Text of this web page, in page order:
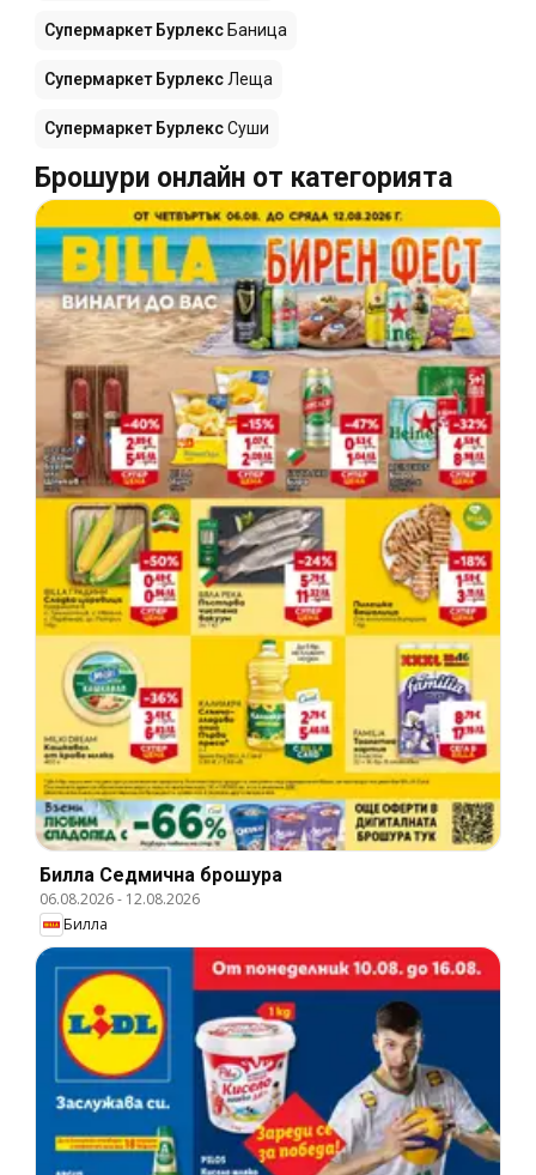
Супермаркет Бурлекс Баница
Супермаркет Бурлекс Леща
Супермаркет БурлексСуши
Брошури онлайн от категорията
Билла Cедмична брошура
06.08.2026- 12.08.2026
Билла